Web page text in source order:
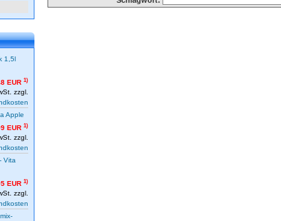
1,5l
EUR 1)
zzgl.
Apple
EUR 1)
zzgl.
Vita
EUR 1)
zzgl.